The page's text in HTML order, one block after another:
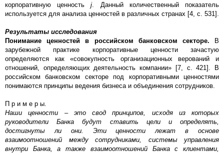
корпоративную ценностьj . Данный количественный показатель
используется для анализа ценностей в различных странах [4, c. 531].
Результаты исследования
Понимание ценностей в российском банковском секторе. В
зарубежной практике корпоративные ценности зачастую
определяются как «совокупность организационных верований и
отношений, определяющих деятельность компании» [7, c. 421]. В
российском банковском секторе под корпоративными ценностями
понимаются принципы ведения бизнеса и объединения сотрудников.
П р и м е р ы.
Наши ценности – это свод принципов, исходя из которых
руководители Банка будут ставить цели и определять,
достигнуты ли они. Эти ценности лежат в основе
взаимоотношений между сотрудниками, системы управления
внутри Банка, а также взаимоотношений Банка с клиентами,